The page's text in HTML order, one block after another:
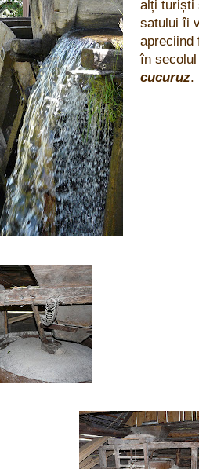
alți turiști
satului îi
apreciind
în
cucuruz.